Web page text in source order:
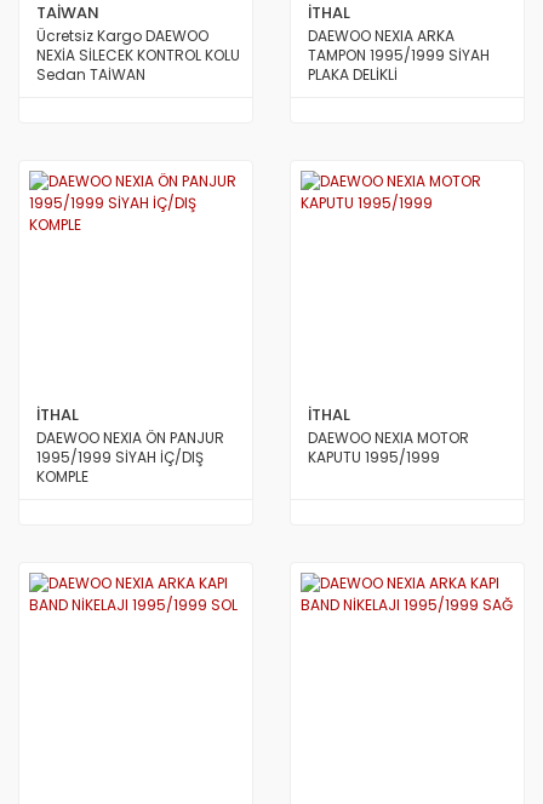
TAİWAN
Ücretsiz Kargo DAEWOO
NEXİA SİLECEK KONTROL KOLU
Sedan TAİWAN
İTHAL
DAEWOO NEXIA ARKA
TAMPON 1995/1999 SİYAH
PLAKA DELİKLİ
İTHAL
DAEWOO NEXIA ÖN PANJUR
1995/1999 SİYAH İÇ/DIŞ
KOMPLE
İTHAL
DAEWOO NEXIA MOTOR
KAPUTU 1995/1999